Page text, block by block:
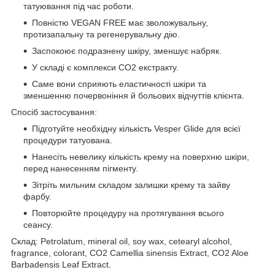
татуювання під час роботи.
Повністю VEGAN FREE має зволожувальну,
протизапальну та регенерувальну дію.
Заспокоює подразнену шкіру, зменшує набряк.
У складі є комплекси CO2 екстракту.
Саме вони сприяють еластичності шкіри та
зменшенню почервоніння й больових відчуттів клієнта.
Спосіб застосування:
Підготуйте необхідну кількість Vesper Glide для всієї
процедури татуована.
Нанесіть невелику кількість крему на поверхню шкіри,
перед нанесенням пігменту.
Зітріть мильним складом залишки крему та зайву
фарбу.
Повторюйте процедуру на протягування всього
сеансу.
Склад: Petrolatum, mineral oil, soy wax, cetearyl alcohol,
fragrance, colorant, CO2 Camellia sinensis Extract, CO2 Aloe
Barbadensis Leaf Extract.